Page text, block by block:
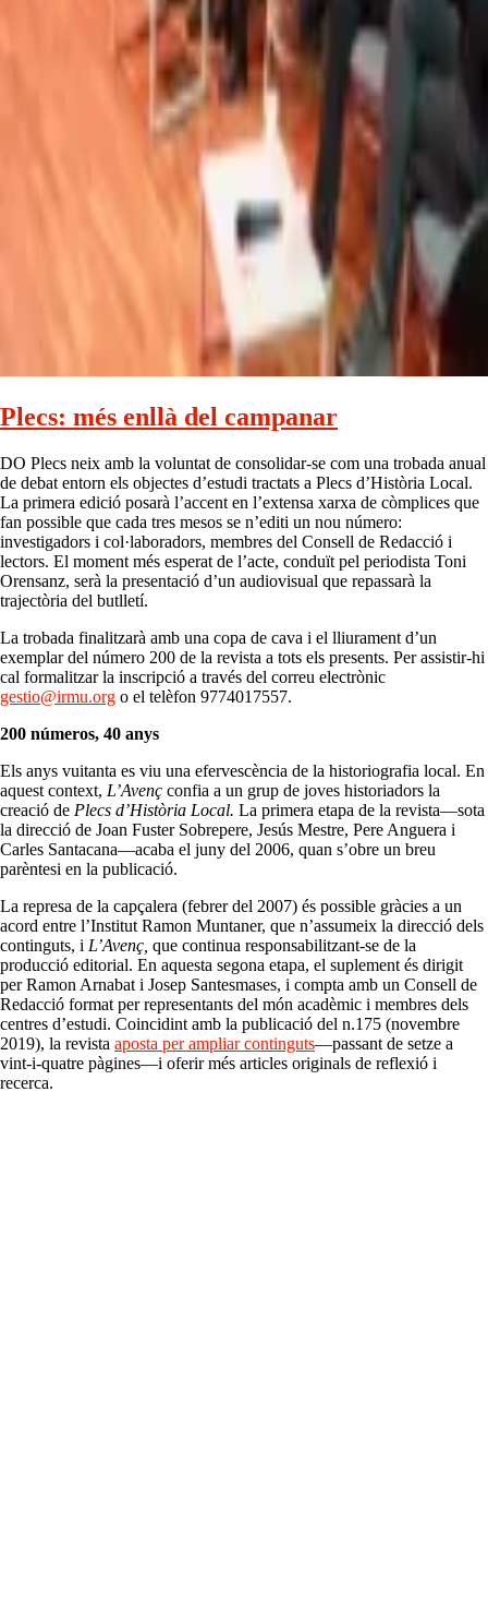
Plecs: més enllà del campanar
DO Plecs neix amb la voluntat de consolidar-se com una trobada anual
de debat entorn els objectes d’estudi tractats a Plecs d’Història Local.
La primera edició posarà l’accent en l’extensa xarxa de còmplices que
fan possible que cada tres mesos se n’editi un nou número:
investigadors i col·laboradors, membres del Consell de Redacció i
lectors. El moment més esperat de l’acte, conduït pel periodista Toni
Orensanz, serà la presentació d’un audiovisual que repassarà la
trajectòria del butlletí.
La trobada finalitzarà amb una copa de cava i el lliurament d’un
exemplar del número 200 de la revista a tots els presents. Per assistir-hi
cal formalitzar la inscripció a través del correu electrònic
gestio@irmu.org o el telèfon 9774017557.
200 números, 40 anys
Els anys vuitanta es viu una efervescència de la historiografia local. En
aquest context, L’Avenç confia a un grup de joves historiadors la
creació de Plecs d’Història Local. La primera etapa de la revista—sota
la direcció de Joan Fuster Sobrepere, Jesús Mestre, Pere Anguera i
Carles Santacana—acaba el juny del 2006, quan s’obre un breu
parèntesi en la publicació.
La represa de la capçalera (febrer del 2007) és possible gràcies a un
acord entre l’Institut Ramon Muntaner, que n’assumeix la direcció dels
continguts, i L’Avenç, que continua responsabilitzant-se de la
producció editorial. En aquesta segona etapa, el suplement és dirigit
per Ramon Arnabat i Josep Santesmases, i compta amb un Consell de
Redacció format per representants del món acadèmic i membres dels
centres d’estudi. Coincidint amb la publicació del n.175 (novembre
2019), la revista aposta per ampliar continguts—passant de setze a
vint-i-quatre pàgines—i oferir més articles originals de reflexió i
recerca.